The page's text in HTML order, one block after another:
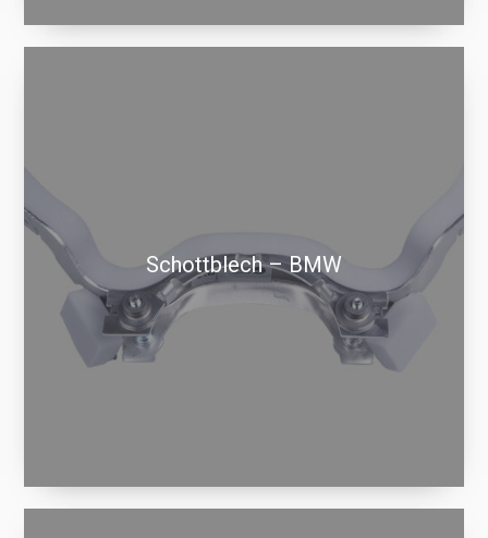
Schottblech – BMW